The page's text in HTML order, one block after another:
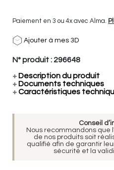
Paiement en 3 ou 4x avec Alma.
Ajouter à mes 3D
N° produit : 296648
+ Description du produit
+ Documents techniques
+Caractéristiques
Conseil
Nous recommandons que
de nos produits soit
qualifié afin de garantir
sécurité et la